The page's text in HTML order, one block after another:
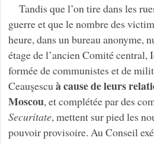
Tandis que l’on tire dans les
guerre et que le nombre des
heure, dans un bureau anonyme,
étage de l’ancien Comité central,
formée de communistes et de
Ceauşescu à cause de leurs
Moscou, et complétée par des
Securitate, mettent sur pied les
pouvoir provisoire. Au Conseil